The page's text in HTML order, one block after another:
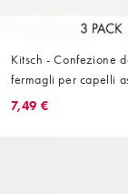
Kitsch - Confezione
fermagli per capelli
oversize
7,49 €